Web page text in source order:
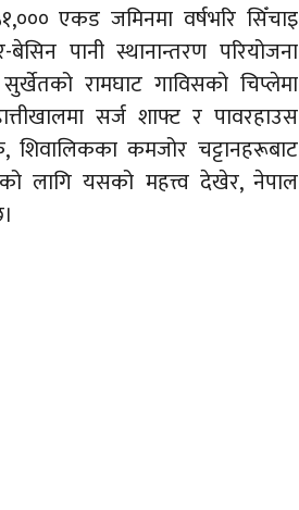
एकड जमिनमा वर्षभरि सिँचाइ
पानी स्थानान्तरण परियोजना
रामघाट गाविसको चिप्लेमा
सर्ज शाफ्ट र पावरहाउस
कमजोर चट्टानहरूबाट
लागि यसको महत्त्व देखेर, नेपाल